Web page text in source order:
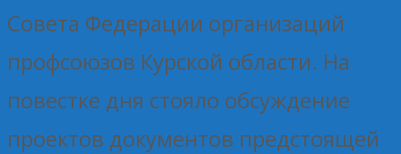
Совета Федерации организаций
профсоюзов Курской области. На
повестке дня стояло обсуждение
проектов документов предстоящей